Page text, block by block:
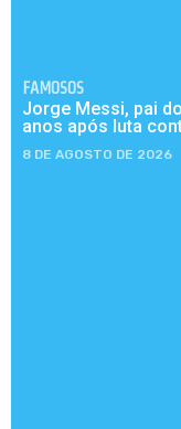
FAMOSOS
Jorge Messi, pai
anos após luta
8 DE AGOSTO DE 2026